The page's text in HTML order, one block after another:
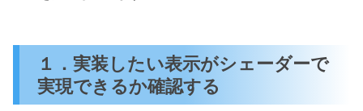
１．実装したい表示がシェーダーで
実現できるか確認する